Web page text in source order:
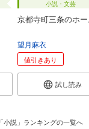
小説・文芸
京都寺町三条のホ
望月麻衣
値引きあり
試し読み
「小説」ランキングの一覧へ